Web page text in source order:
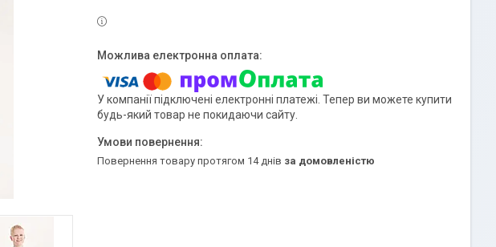
У компанії підключені електронні платежі. Тепер ви можете купити
будь-який товар не покидаючи сайту.
повернення товару протягом 14 днів за домовленістю